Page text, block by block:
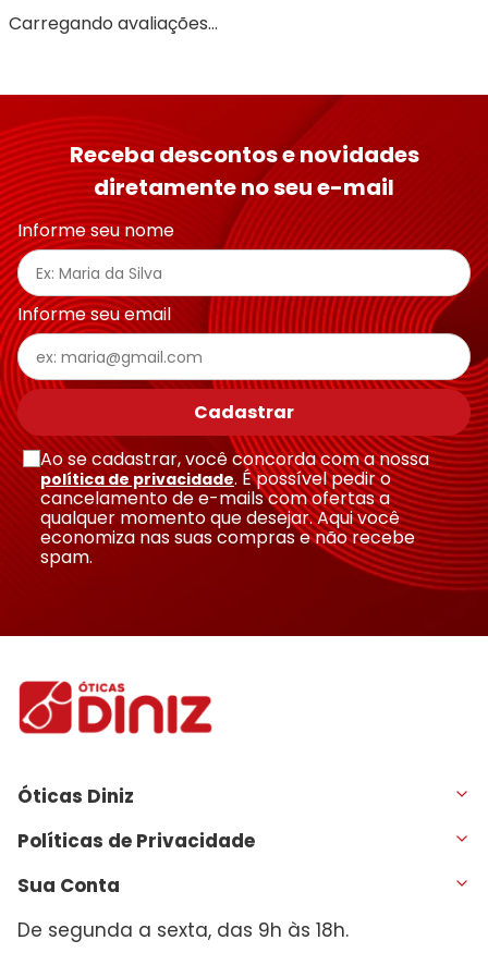
Carregando avaliações…
Receba descontos e novidades
diretamente no seu e-mail
Informe seu nome
Informe seu email
Cadastrar
Ao se cadastrar, você concorda com a nossa
política de privacidade. É possível pedir o
cancelamento de e-mails com ofertas a
qualquer momento que desejar. Aqui você
economiza nas suas compras e não recebe
spam.
Óticas Diniz
Políticas de Privacidade
Sua Conta
De segunda a sexta, das 9h às 18h.